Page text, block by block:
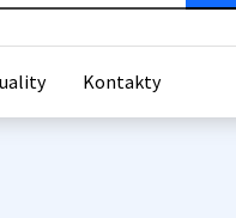
Kontakty